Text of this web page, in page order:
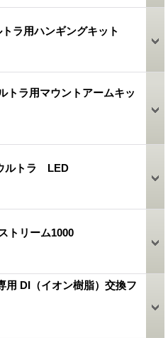
ラ用ハンギングキット
トラ用マウントアームキッ
ルトラ LED
トリーム1000
用 DI（イオン樹脂）交換フ